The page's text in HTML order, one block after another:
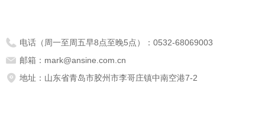
电话（周一至周五早8点至晚5点）： 0532-68069003
邮箱： mark@ansine.com.cn
地址： 山东省青岛市胶州市李哥庄镇中南空港7-2